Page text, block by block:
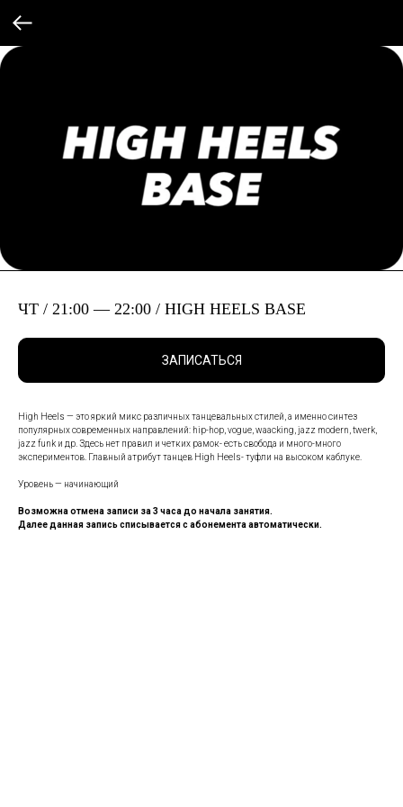
ЧТ / 21:00 — 22:00 / HIGH HEELS BASE
ЗАПИСАТЬСЯ
High Heels — это яркий микс различных танцевальных стилей, а именно синтез
популярных современных направлений: hip-hop, vogue, waacking, jazz modern, twerk,
jazz funk и др. Здесь нет правил и четких рамок- есть свобода и много-много
экспериментов. Главный атрибут танцев High Heels- туфли на высоком каблуке.
Уровень — начинающий
Возможна отмена записи за 3 часа до начала занятия.
Далее данная запись списывается с абонемента автоматически.